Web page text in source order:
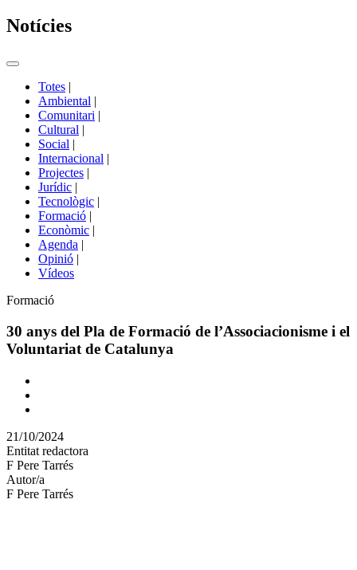
Notícies
Commutador
portals
Totes |
Ambiental |
Comunitari |
Cultural |
Social |
Internacional |
Projectes |
Jurídic |
Tecnològic |
Formació |
Econòmic |
Agenda |
Opinió |
Vídeos
Àmbit
la
notícia
Formació
30 anys del Pla de Formació de l’Associacionisme i el
Voluntariat de Catalunya
Comparteix
altres
xarxes
socials
21/10/2024
Entitat redactora
F Pere Tarrés
Autor/a
F Pere Tarrés